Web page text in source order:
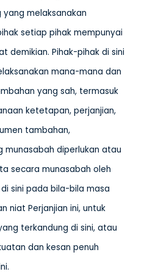
melaksanakan
setiap pihak mempunyai
demikian. Pihak-pihak di sini
mana-mana dan
yang sah, termasuk
ketetapan, perjanjian,
tambahan,
munasabah diperlukan atau
secara munasabah oleh
sini pada bila-bila masa
niat Perjanjian ini, untuk
terkandung di sini, atau
dan kesan penuh